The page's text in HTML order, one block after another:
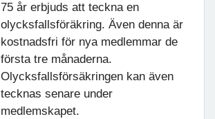
75 år erbjuds att teckna en
olycksfallsföräkring. Även denna är
kostnadsfri för nya medlemmar de
första tre månaderna.
Olycksfallsförsäkringen kan även
tecknas senare under
medlemskapet.